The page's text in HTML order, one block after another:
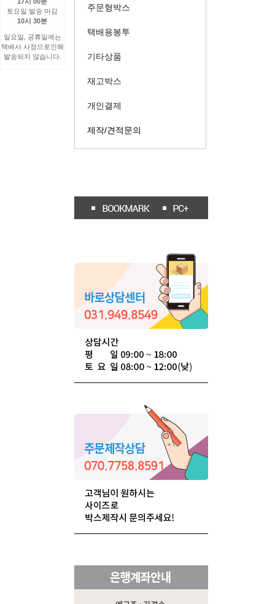
토요일 발송 마감
10시 30분
일요일, 공휴일에는
택배사 사정으로인해
발송되지 않습니다.
주문형박스
택배용봉투
기타상품
재고박스
개인결제
제작/견적문의